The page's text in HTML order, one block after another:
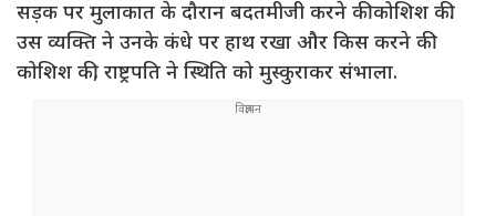
सड़क पर मुलाकात के दौरान बदतमीजी करने की कोशिश की.
उस व्यक्ति ने उनके कंधे पर हाथ रखा और किस करने की
कोशिश की, राष्ट्रपति ने स्थिति को मुस्कुराकर संभाला.